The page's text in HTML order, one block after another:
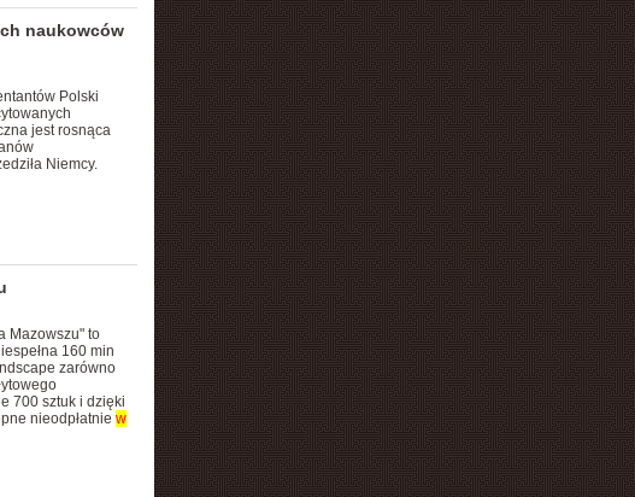
naukowców
Polski
jest rosnąca
Niemcy.
Mazowszu" to
160 min
zarówno
700 sztuk i dzięki
nieodpłatnie w